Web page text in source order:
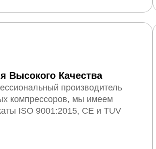
Высокого Качества
производитель
компрессоров, мы имеем
ISO 9001:2015, CE и TUV